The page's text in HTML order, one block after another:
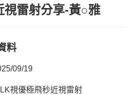
視雷射分享-黃○雅
料
09/19
視優極飛秒近視雷射